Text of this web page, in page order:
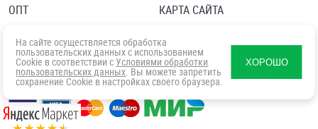
ОПТ
КАРТА САЙТА
Политика в отношении обработки персональных данных
Согласие посетителя сайта на обработку персональных данны
На сайте осуществляется обработка
пользовательских данных с использованием
Cookie в соответствии с Условиями обработки
пользовательских данных. Вы можете запретить
сохранение Cookie в настройках своего браузера.
ХОРОШО